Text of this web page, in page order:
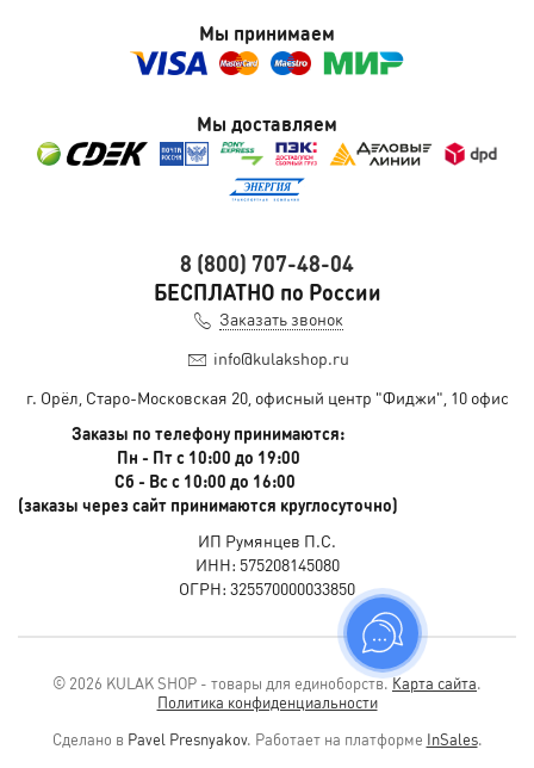
Мы принимаем
Мы доставляем
8 (800) 707-48-04
БЕСПЛАТНО по России
Заказать звонок
info@kulakshop.ru
г. Орёл, Старо-Московская 20, офисный центр "Фиджи", 10 офис
Заказы по телефону принимаются:
Пн - Пт с 10:00 до 19:00
Сб - Вс с 10:00 до 16:00
(заказы через сайт принимаются круглосуточно)
ИП Румянцев П.С.
ИНН: 575208145080
ОГРН: 325570000033850
© 2026 KULAK SHOP - товары для единоборств.Карта сайта.
Политика конфиденциальности
Сделано в Pavel Presnyakov. Работает на платформе InSales.